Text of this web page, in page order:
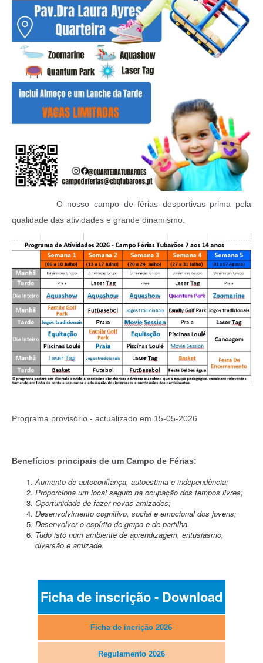
O nosso campo de férias desportivas prima pela
qualidade das atividades e grande dinamismo.
Programa provisório - actualizado em 15-05-2026
Benefícios principais de um Campo de Férias:
Aumento de autoconfiança, autoestima e independência;
Proporciona um local seguro na ocupação dos tempos livres;
Oportunidade de fazer novas amizades;
Desenvolvimento cognitivo, social e emocional dos jovens;
Desenvolver o espírito de grupo e de partilha.
Tudo isto num ambiente de aprendizagem, entusiasmo,
diversão e amizade.
Ficha de inscrição - Download
Ficha de incrição 2026
Regulamento 2026